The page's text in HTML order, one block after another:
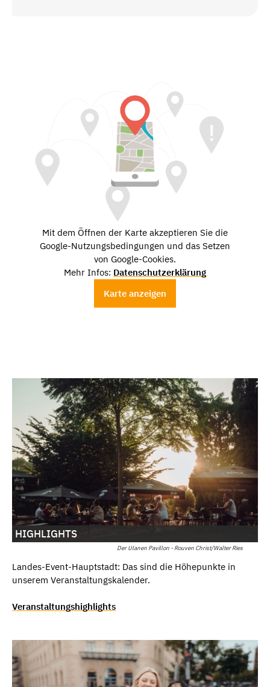
Mit dem Öffnen der Karte akzeptieren Sie die
Google-Nutzungsbedingungen und das Setzen
von Google-Cookies.
Mehr Infos: Datenschutzerklärung
Karte anzeigen
Der Ulanen Pavillon - Rouven Christ/Walter Ries
HIGHLIGHTS
Landes-Event-Hauptstadt: Das sind die Höhepunkte in
unserem Veranstaltungskalender.
Veranstaltungshighlights